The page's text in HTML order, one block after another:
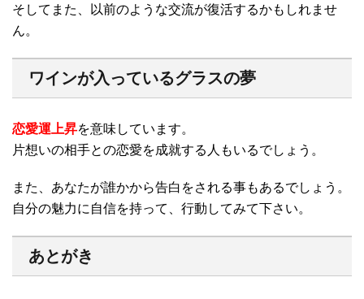
そしてまた、以前のような交流が復活するかもしれませ
ん。
ワインが入っているグラスの夢
恋愛運上昇を意味しています。
片想いの相手との恋愛を成就する人もいるでしょう。
また、あなたが誰かから告白をされる事もあるでしょう。
自分の魅力に自信を持って、行動してみて下さい。
あとがき